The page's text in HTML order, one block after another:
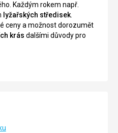
Každým rokem např.
lyžařských středisek
ceny a možnost dorozumět
krás dalšími důvody pro